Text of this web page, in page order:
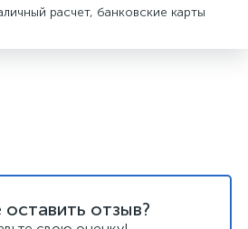
расчет, банковские карты
отзыв?